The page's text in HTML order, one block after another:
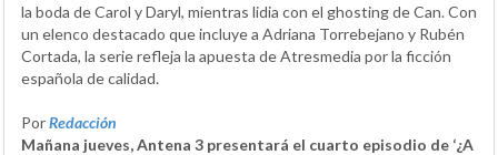
la boda de Carol y Daryl, mientras lidia con el ghosting de Can. Con
un elenco destacado que incluye a Adriana Torrebejano y Rubén
Cortada, la serie refleja la apuesta de Atresmedia por la ficción
española de calidad.
PorRedacción
Mañana jueves, Antena 3 presentará el cuarto episodio de ‘¿A